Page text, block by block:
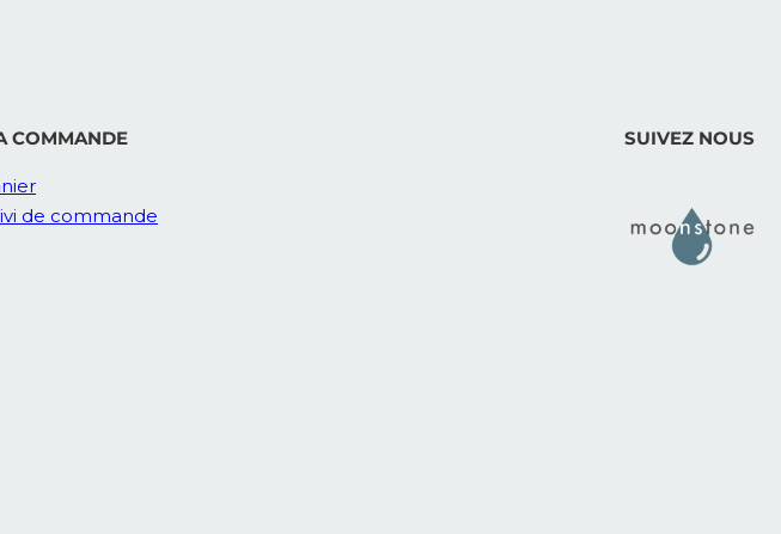
COMMANDE
de commande
SUIVEZ NOUS